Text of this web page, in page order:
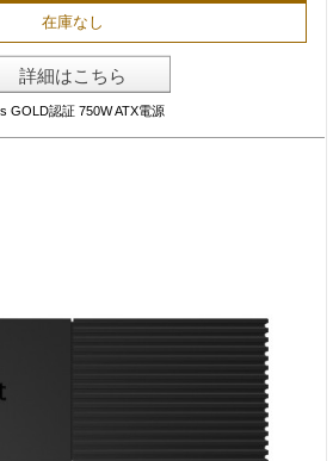
在庫なし
詳細はこちら
GOLD認証 750W ATX電源